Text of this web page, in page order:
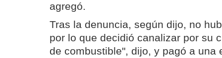
agregó.
Tras la denuncia, según dijo, no
por lo que decidió canalizar por su
de combustible", dijo, y pagó a una